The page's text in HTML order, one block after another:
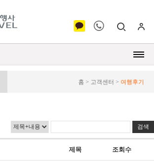
홈 > 고객센터 > 여행후기
제목 조회수